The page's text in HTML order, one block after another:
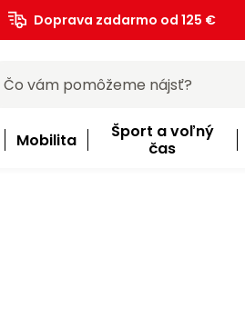
Doprava zadarmo od 125 €
Mobilita
Šport a voľný
čas